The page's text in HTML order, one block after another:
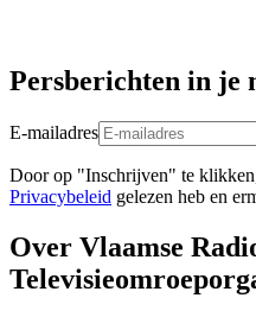
Persberichten in je
E-mailadres
Door op "Inschrijven" te
Privacybeleid gelezen heb en
Over Vlaamse